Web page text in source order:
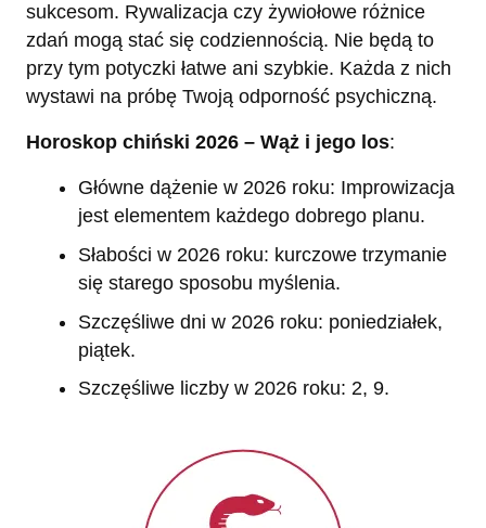
sukcesom. Rywalizacja czy żywiołowe różnice
zdań mogą stać się codziennością. Nie będą to
przy tym potyczki łatwe ani szybkie. Każda z nich
wystawi na próbę Twoją odporność psychiczną.
Horoskop chiński 2026 – Wąż i jego los:
Główne dążenie w 2026 roku: Improwizacja
jest elementem każdego dobrego planu.
Słabości w 2026 roku: kurczowe trzymanie
się starego sposobu myślenia.
Szczęśliwe dni w 2026 roku: poniedziałek,
piątek.
Szczęśliwe liczby w 2026 roku: 2, 9.